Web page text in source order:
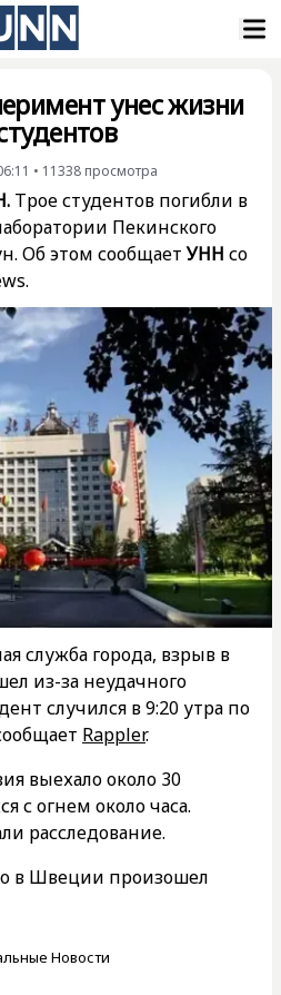
унес жизни
• 11338 просмотра
Трое студентов погибли в
Пекинского
Об этом сообщаетУНН со
.
служба города, взрыв в
из-за неудачного
случился в 9:20 утра по
Rappler.
выехало около 30
с огнем около часа.
расследование.
в Швеции произошел
Новости